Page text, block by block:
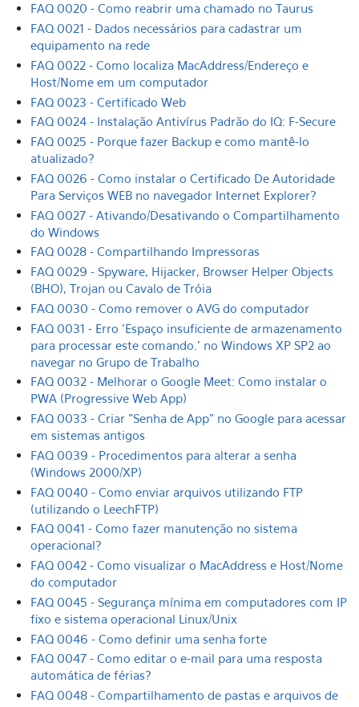
FAQ 0020 - Como reabrir uma chamado no Taurus
FAQ 0021 - Dados necessários para cadastrar um
equipamento na rede
FAQ 0022 - Como localiza MacAddress/Endereço e
Host/Nome em um computador
FAQ 0023 - Certificado Web
FAQ 0024 - Instalação Antivírus Padrão do IQ: F-Secure
FAQ 0025 - Porque fazer Backup e como mantê-lo
atualizado?
FAQ 0026 - Como instalar o Certificado De Autoridade
Para Serviços WEB no navegador Internet Explorer?
FAQ 0027 - Ativando/Desativando o Compartilhamento
do Windows
FAQ 0028 - Compartilhando Impressoras
FAQ 0029 - Spyware, Hijacker, Browser Helper Objects
(BHO), Trojan ou Cavalo de Tróia
FAQ 0030 - Como remover o AVG do computador
FAQ 0031 - Erro 'Espaço insuficiente de armazenamento
para processar este comando.' no Windows XP SP2 ao
navegar no Grupo de Trabalho
FAQ 0032 - Melhorar o Google Meet: Como instalar o
PWA (Progressive Web App)
FAQ 0033 - Criar "Senha de App" no Google para acessar
em sistemas antigos
FAQ 0039 - Procedimentos para alterar a senha
(Windows 2000/XP)
FAQ 0040 - Como enviar arquivos utilizando FTP
(utilizando o LeechFTP)
FAQ 0041 - Como fazer manutenção no sistema
operacional?
FAQ 0042 - Como visualizar o MacAddress e Host/Nome
do computador
FAQ 0045 - Segurança mínima em computadores com IP
fixo e sistema operacional Linux/Unix
FAQ 0046 - Como definir uma senha forte
FAQ 0047 - Como editar o e-mail para uma resposta
automática de férias?
FAQ 0048 - Compartilhamento de pastas e arquivos de